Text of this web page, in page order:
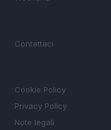
Contattaci
Cookie Policy
Privacy Policy
Note legali